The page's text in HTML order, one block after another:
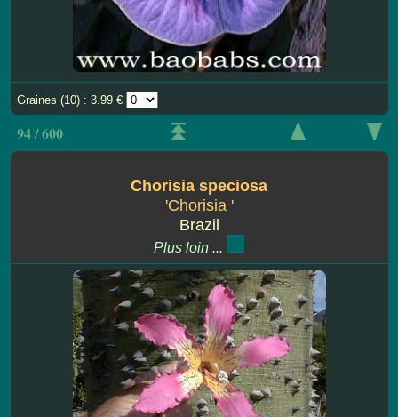
Graines (10) : 3.99 €
94 / 600
Chorisia speciosa
'Chorisia '
Brazil
Plus loin ...